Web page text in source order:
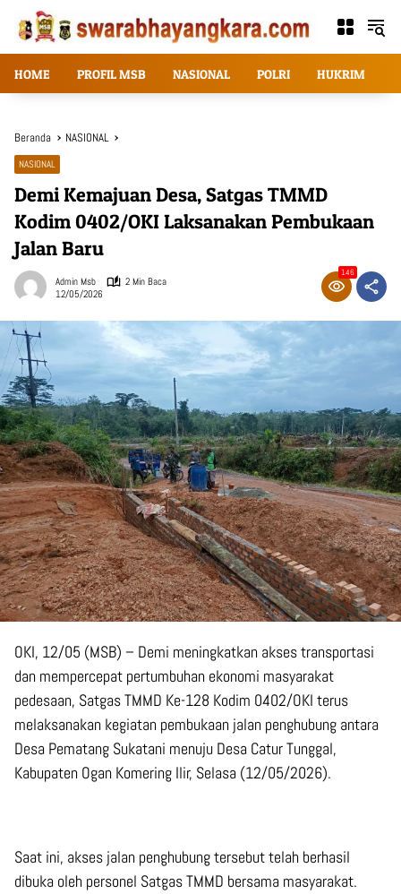
Langsung
konten
HOME PROFIL MSB NASIONAL POLRI HUKRIM
Beranda NASIONAL
NASIONAL
Demi Kemajuan Desa, Satgas TMMD
Kodim 0402/OKI Laksanakan Pembukaan
Jalan Baru
Admin Msb
2 Min Baca
12/05/2026
146
OKI, 12/05 (MSB) – Demi meningkatkan akses transportasi
dan mempercepat pertumbuhan ekonomi masyarakat
pedesaan, Satgas TMMD Ke-128 Kodim 0402/OKI terus
melaksanakan kegiatan pembukaan jalan penghubung antara
Desa Pematang Sukatani menuju Desa Catur Tunggal,
Kabupaten Ogan Komering Ilir, Selasa (12/05/2026).
Saat ini, akses jalan penghubung tersebut telah berhasil
dibuka oleh personel Satgas TMMD bersama masyarakat.